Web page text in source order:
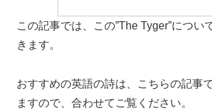
この記事では、この”The Tyger”につい
きます。
おすすめの英語の詩は、こちらの記事
ますので、合わせてご覧ください。